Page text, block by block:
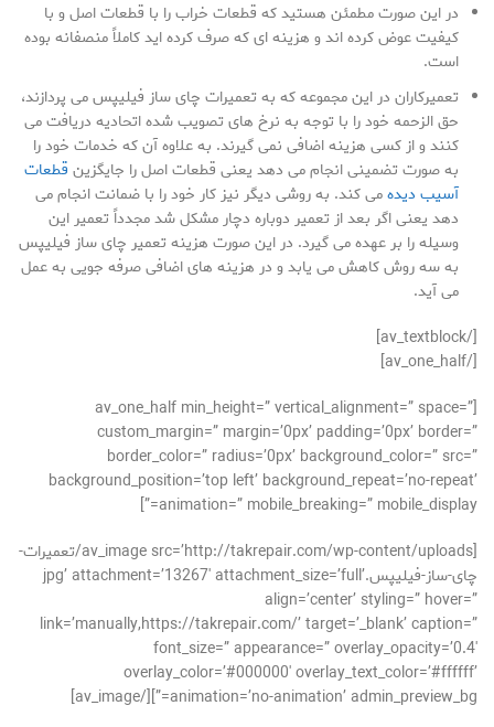
در این صورت مطمئن هستید که قطعات خراب را با قطعات اصل و با
کیفیت عوض کرده اند و هزینه ای که صرف کرده اید کاملاً منصفانه بوده
است.
تعمیرکاران در این مجموعه که به تعمیرات چای ساز فیلیپس می پردازند،
حق الزحمه خود را با توجه به نرخ های تصویب شده اتحادیه دریافت می
کنند و از کسی هزینه اضافی نمی گیرند. به علاوه آن که خدمات خود را
به صورت تضمینی انجام می دهد یعنی قطعات اصل را جایگزین قطعات
آسیب دیدهمی کند. به روشی دیگر نیز کار خود را با ضمانت انجام می
دهد یعنی اگر بعد از تعمیر دوباره دچار مشکل شد مجدداً تعمیر این
وسیله را بر عهده می گیرد. در این صورت هزینه تعمیر چای ساز فیلیپس
به سه روش کاهش می یابد و در هزینه های اضافی صرفه جویی به عمل
می آید.
[/av_textblock]
[/av_one_half]
[av_one_half min_height=” vertical_alignment=” space=”
custom_margin=” margin=’0px’ padding=’0px’ border=”
border_color=” radius=’0px’ background_color=” src=”
background_position=’top left’ background_repeat=’no-repeat’
animation=” mobile_breaking=” mobile_display=”]
[av_image src=’http://takrepair.com/wp-content/uploads/تعمیرات-
چای-ساز-فیلیپس.jpg’ attachment=’13267′ attachment_size=’full’
align=’center’ styling=” hover=”
link=’manually,https://takrepair.com/’ target=’_blank’ caption=”
font_size=” appearance=” overlay_opacity=’0.4′
overlay_color=’#000000′ overlay_text_color=’#ffffff’
animation=’no-animation’ admin_preview_bg=”][/av_image]